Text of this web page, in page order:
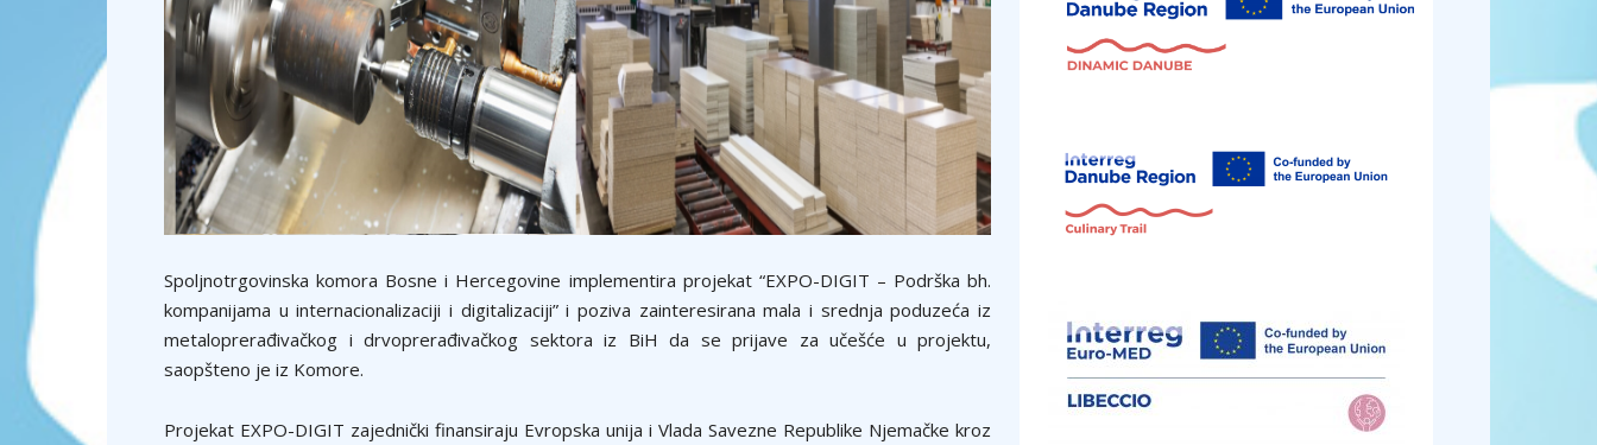
Spoljnotrgovinska komora Bosne i Hercegovine implementira projekat “EXPO-DIGIT – Podrška bh.
kompanijama u internacionalizaciji i digitalizaciji” i poziva zainteresirana mala i srednja poduzeća iz
metaloprerađivačkog i drvoprerađivačkog sektora iz BiH da se prijave za učešće u projektu,
saopšteno je iz Komore.
Projekat EXPO-DIGIT zajednički finansiraju Evropska unija i Vlada Savezne Republike Njemačke kroz